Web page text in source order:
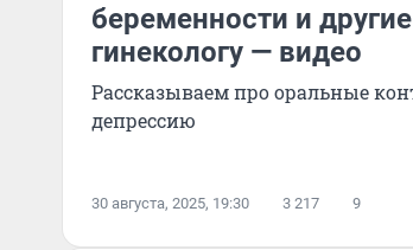
беременности и
гинекологу — видео
Рассказываем про оральные
депрессию
30 августа, 2025, 19:30 3 217 9